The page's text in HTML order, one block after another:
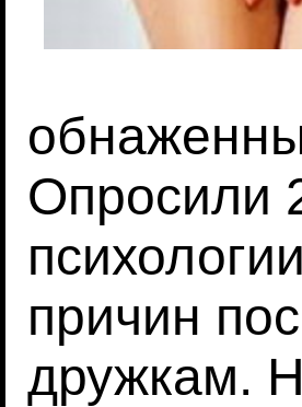
Опросили
причин
дружкам.